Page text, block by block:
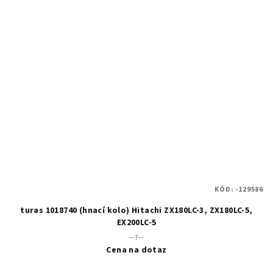
turas 1018740 (hnací kolo) Hitachi ZX180LC-3, ZX180LC-5,
EX200LC-5
--?--
Cena na dotaz
KÓD: -129586